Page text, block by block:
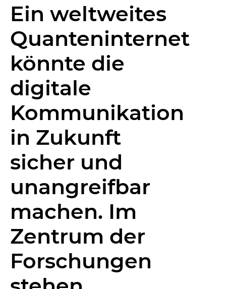
Ein weltweites
Quanteninternet
könnte die
digitale
Kommunikation
in Zukunft
sicher und
unangreifbar
machen. Im
Zentrum der
Forschungen